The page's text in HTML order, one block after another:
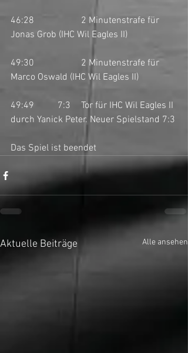
46:28		2 Minutenstrafe für
Jonas Grob (IHC Wil Eagles II)
49:30		2 Minutenstrafe für
Marco Oswald (IHC Wil Eagles II)
49:49	7:3	Tor für IHC Wil Eagles II
durch Yanick Peter. Neuer Spielstand 7:3
Das Spiel ist beendet
Aktuelle Beiträge Alle ansehen